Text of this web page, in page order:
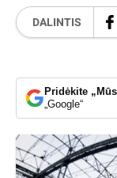
DALINTIS
Pridėkite
„Google“